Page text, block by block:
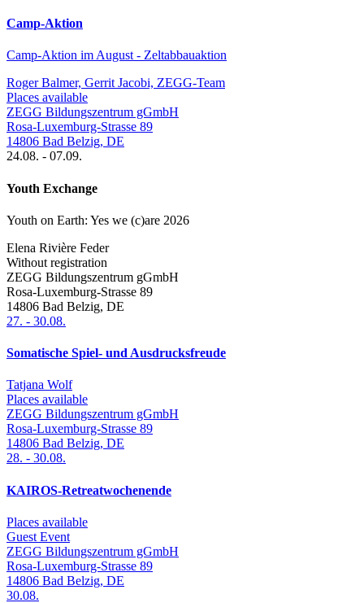
Camp-Aktion
Camp-Aktion im August - Zeltabbauaktion
Roger Balmer, Gerrit Jacobi, ZEGG-Team
Places available
ZEGG Bildungszentrum gGmbH
Rosa-Luxemburg-Strasse 89
14806 Bad Belzig, DE
24.08. - 07.09.
Youth Exchange
Youth on Earth: Yes we (c)are 2026
Elena Rivière Feder
Without registration
ZEGG Bildungszentrum gGmbH
Rosa-Luxemburg-Strasse 89
14806 Bad Belzig, DE
27. - 30.08.
Somatische Spiel- und Ausdrucksfreude
Tatjana Wolf
Places available
ZEGG Bildungszentrum gGmbH
Rosa-Luxemburg-Strasse 89
14806 Bad Belzig, DE
28. - 30.08.
KAIROS-Retreatwochenende
Places available
Guest Event
ZEGG Bildungszentrum gGmbH
Rosa-Luxemburg-Strasse 89
14806 Bad Belzig, DE
30.08.